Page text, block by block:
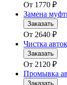
От 1770 ₽
Замена
Заказать
От 2640 ₽
Чистка
Заказать
От 2120 ₽
Промывка
Заказать